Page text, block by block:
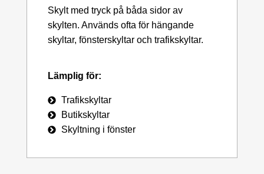
Skylt med tryck på båda sidor av
skylten. Används ofta för hängande
skyltar, fönsterskyltar och trafikskyltar.
Lämplig för:
Trafikskyltar
Butikskyltar
Skyltning i fönster